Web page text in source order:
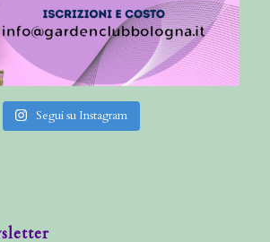
Segui su Instagram